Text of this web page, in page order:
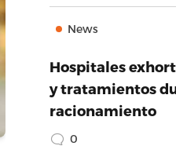
News
Hospitales
y tratamientos
racionamiento
0